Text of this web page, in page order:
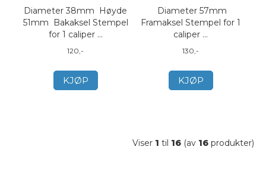
Diameter 38mm Høyde
51mm Bakaksel Stempel
for 1 caliper ...
120,-
KJØP
Diameter 57mm
Framaksel Stempel for 1
caliper ...
130,-
KJØP
Viser 1 til 16 (av 16 produkter)